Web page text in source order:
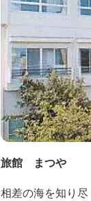
旅館 まつや
相差の海を知り